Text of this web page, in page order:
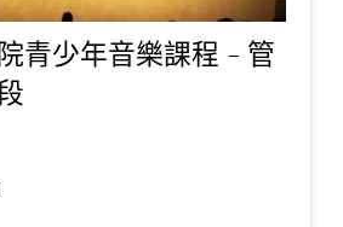
青少年音樂課程 - 管